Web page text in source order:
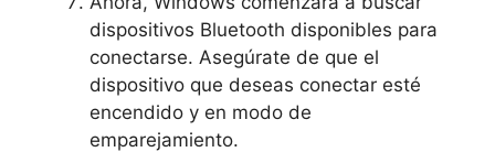
dispositivos Bluetooth disponibles para
conectarse. Asegúrate de que el
dispositivo que deseas conectar esté
encendido y en modo de
emparejamiento.